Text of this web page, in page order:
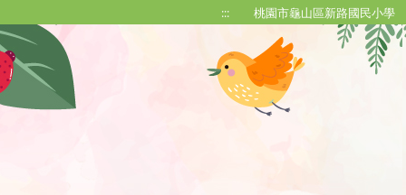
::: 桃園市龜山區新路國民小學